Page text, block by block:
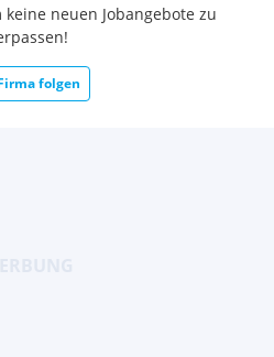
neuen Jobangebote zu
folgen